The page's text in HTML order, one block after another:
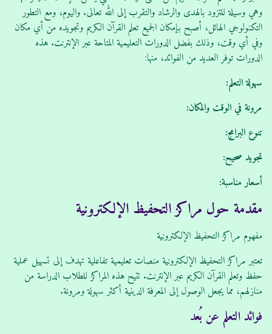
وهي وسيلة للتزود بالهدى والرشاد والتقرب إلى الله تعالى. واليوم، ومع التطور
التكنولوجي الهائل، أصبح بإمكان الجميع تعلم القرآن الكريم وتجويده من أي مكان
وفي أي وقت، وذلك بفضل الدورات التعليمية المتاحة عبر الإنترنت. هذه
الدورات توفر العديد من الفوائد، منها:
سهولة التعلم:
مرونة في الوقت والمكان:
تنوع البرامج:
تجويد صحيح:
أسعار مناسبة:
مقدمة حول مراكز التحفيظ الإلكترونية
مفهوم مراكز التحفيظ الإلكترونية
تعتبر مراكز التحفيظ الإلكترونية منصات تعليمية تفاعلية تهدف إلى تسهيل عملية
حفظ وتعلم القرآن الكريم عبر الإنترنت. تتيح هذه المراكز للطلاب الدراسة من
منازلهم، مما يجعل الوصول إلى المعرفة الدينية أكثر سهولة ومرونة.
فوائد التعلم عن بُعد